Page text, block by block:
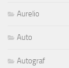
Aurelio
Auto
Autograf